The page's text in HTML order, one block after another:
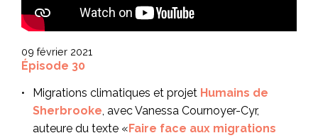
09 février 2021
Épisode 30
Migrations climatiques et projet Humains de
Sherbrooke, avec Vanessa Cournoyer-Cyr,
auteure du texte «Faire face aux migrations